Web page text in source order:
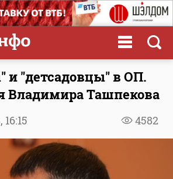
и "детсадовцы" в ОП.
Владимира Ташпекова
4582
16:15